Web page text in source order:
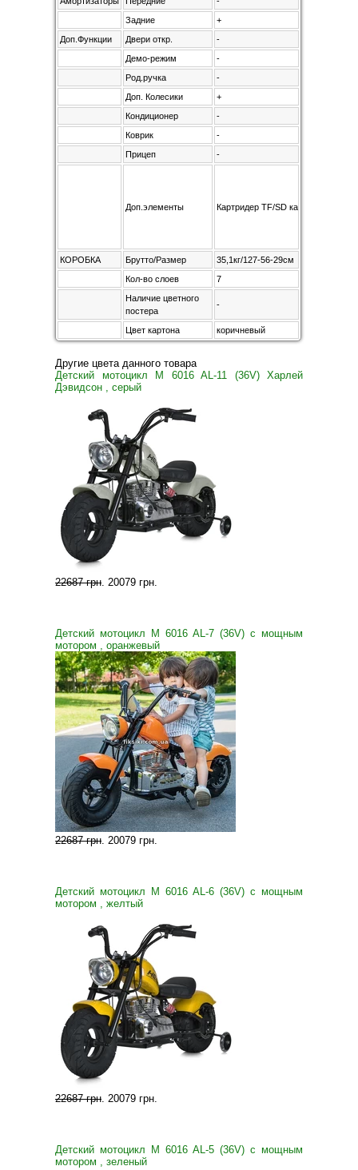
Задние
+
Доп.Функции
Двери откр.
-
Демо-режим
-
Род.ручка
-
Доп. Колесики
+
Кондиционер
-
Коврик
-
Прицеп
-
Доп.элементы Картридер TF/SD карт,
КОРОБКА Брутто/Размер
35,1кг/127-56-29см
Кол-во слоев
7
Наличие цветного
постера
-
Цвет картона коричневый
Другие цвета данного товара
Детский мотоцикл M 6016 AL-11 (36V) Харлей
Дэвидсон , серый
22687 грн. 20079 грн.
Детский мотоцикл M 6016 AL-7 (36V) с мощным
мотором , оранжевый
22687 грн. 20079 грн.
Детский мотоцикл M 6016 AL-6 (36V) с мощным
мотором , желтый
22687 грн. 20079 грн.
Детский мотоцикл M 6016 AL-5 (36V) с мощным
мотором , зеленый